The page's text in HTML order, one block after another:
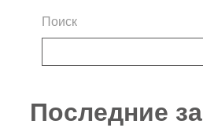
Поиск
Последние